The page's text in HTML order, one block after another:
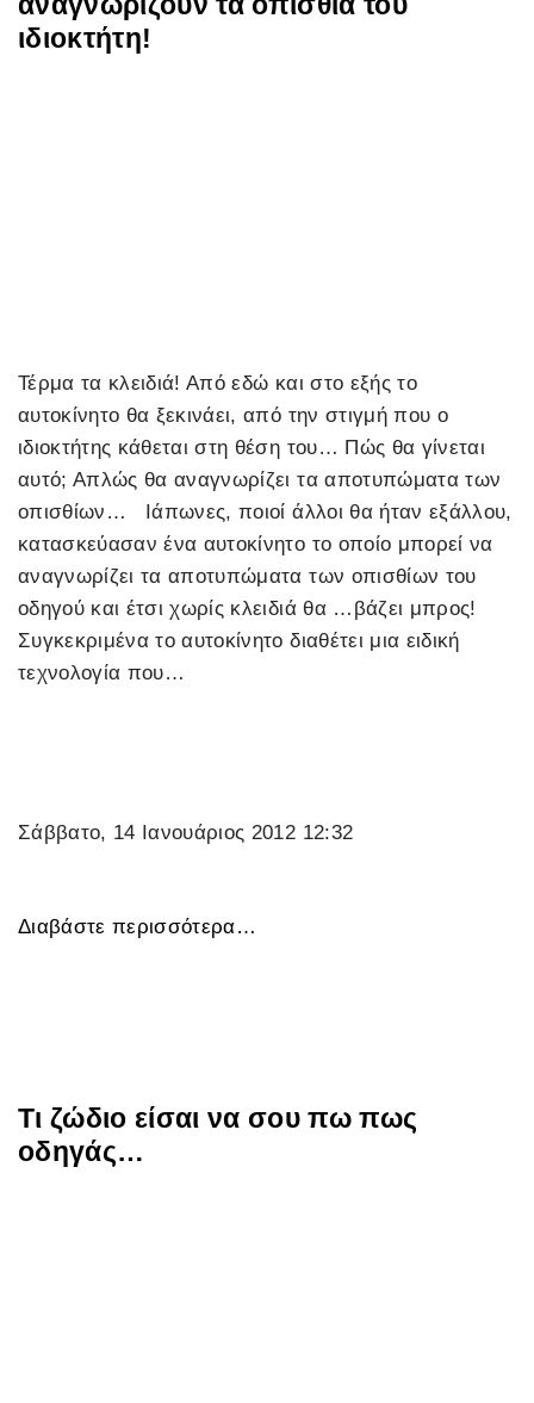
ιδιοκτήτη!
Τέρμα τα κλειδιά! Από εδώ και στο εξής το
αυτοκίνητο θα ξεκινάει, από την στιγμή που ο
ιδιοκτήτης κάθεται στη θέση του… Πώς θα γίνεται
αυτό; Απλώς θα αναγνωρίζει τα αποτυπώματα των
οπισθίων… Ιάπωνες, ποιοί άλλοι θα ήταν εξάλλου,
κατασκεύασαν ένα αυτοκίνητο το οποίο μπορεί να
αναγνωρίζει τα αποτυπώματα των οπισθίων του
οδηγού και έτσι χωρίς κλειδιά θα …βάζει μπρος!
Συγκεκριμένα το αυτοκίνητο διαθέτει μια ειδική
τεχνολογία που…
Σάββατο, 14 Ιανουάριος 2012 12:32
Διαβάστε περισσότερα…
Τι ζώδιο είσαι να σου πω πως
οδηγάς…